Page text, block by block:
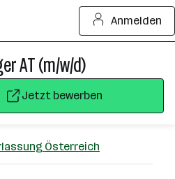
Anmelden
AT (m/w/d)
Jetzt bewerben
Österreich